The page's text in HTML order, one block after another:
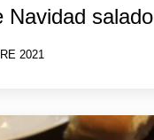
Navidad salado
2021